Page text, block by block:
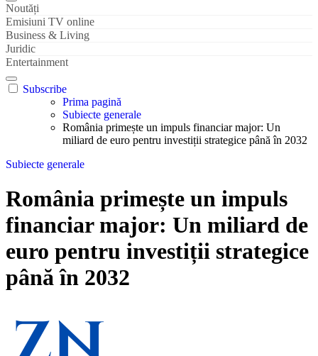
Iubim Brasovul Bussines & Living MEDIA
Din pasiune și dragoste pentru Brașoveni
Noutăți
Emisiuni TV online
Business & Living
Juridic
Entertainment
Subscribe
Prima pagină
Subiecte generale
România primește un impuls financiar major: Un
miliard de euro pentru investiții strategice până în 2032
Subiecte generale
România primește un impuls
financiar major: Un miliard de
euro pentru investiții strategice
până în 2032